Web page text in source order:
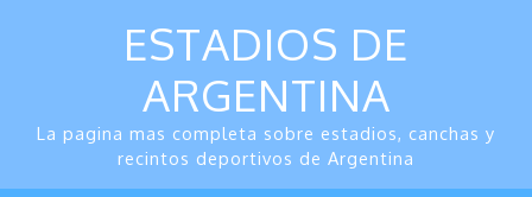
ESTADIOS DE
ARGENTINA
La pagina mas completa sobre estadios, canchas y
recintos deportivos de Argentina